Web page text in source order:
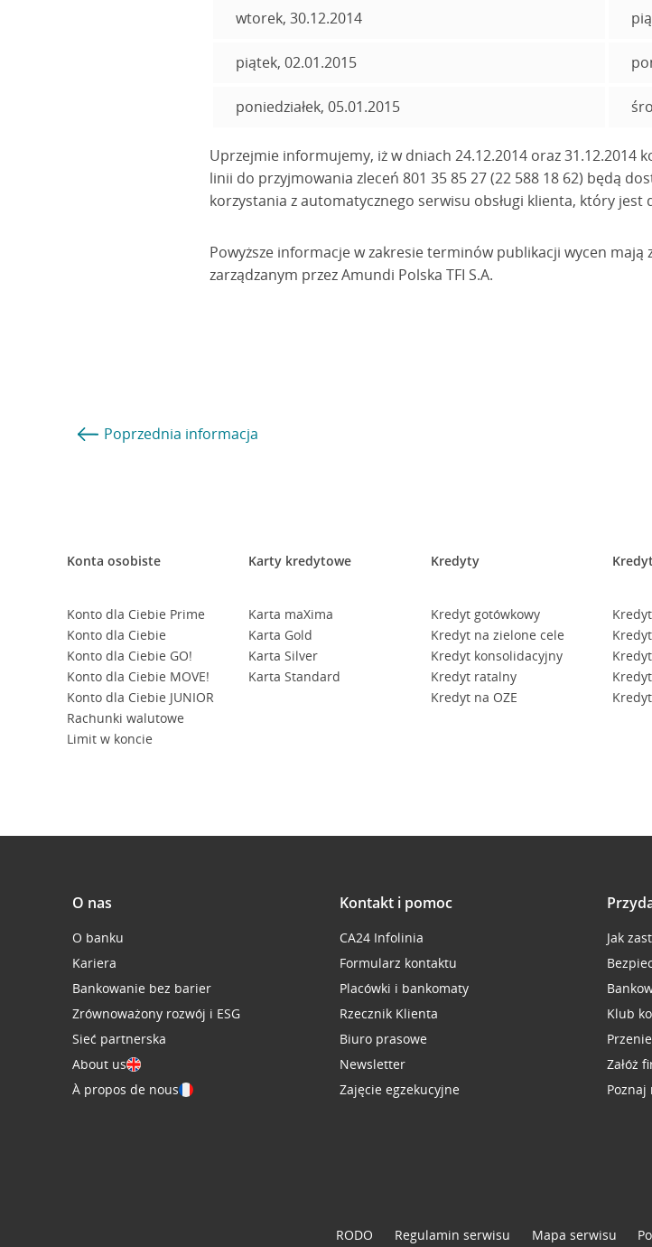
wtorek, 30.12.2014
piątek, 02.01.2015
poniedziałek, 05.01.2015
Uprzejmie informujemy, iż w dniach 24.12.2014 oraz 31.12.2014
linii do przyjmowania zleceń 801 35 85 27 (22 588 18 62) będą
korzystania z automatycznego serwisu obsługi klienta, który jest
Powyższe informacje w zakresie terminów publikacji wycen
zarządzanym przez Amundi Polska TFI S.A.
Poprzednia informacja
Konta osobiste
Konto dla Ciebie Prime
Konto dla Ciebie
Konto dla Ciebie GO!
Konto dla Ciebie MOVE!
Konto dla Ciebie JUNIOR
Rachunki walutowe
Limit w koncie
Karty kredytowe
Karta maXima
Karta Gold
Karta Silver
Karta Standard
Kredyty
Kredyt gotówkowy
Kredyt na zielone cele
Kredyt konsolidacyjny
Kredyt ratalny
Kredyt na OZE
O nas
O banku
Kariera
Bankowanie bez barier
Zrównoważony rozwój i ESG
Sieć partnerska
About us
À propos de nous
Kontakt i pomoc
CA24 Infolinia
Formularz kontaktu
Placówki i bankomaty
Rzecznik Klienta
Biuro prasowe
Newsletter
Zajęcie egzekucyjne
Jak
Klub
Załóż
RODO Regulamin serwisu Mapa serwisu